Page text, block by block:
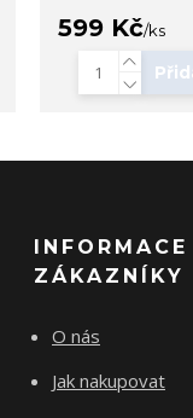
599 Kč/ks
INFORMACE
ZÁKAZNÍKY
O nás
Jak nakupovat